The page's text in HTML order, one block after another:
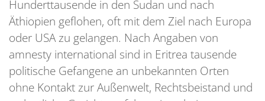
Hunderttausende in den Sudan und nach
Äthiopien geflohen, oft mit dem Ziel nach Europa
oder USA zu gelangen. Nach Angaben von
amnesty international sind in Eritrea tausende
politische Gefangene an unbekannten Orten
ohne Kontakt zur Außenwelt, Rechtsbeistand und